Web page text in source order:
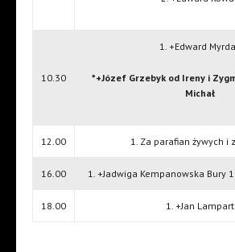
10.30
1. +Edward
*+Józef Grzebyk od Ireny i
Michał
12.00 1. Za parafian żywych i
16.00 1. +Jadwiga Kempanowska Bury
18.00 1. +Jan Lampart